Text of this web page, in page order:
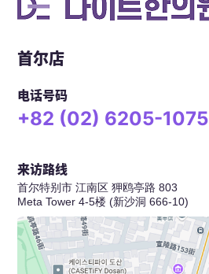
首尔店
电话号码
+82 (02) 6205-1075
来访路线
首尔特别市 江南区 狎鸥亭路 803
Meta Tower 4-5楼 (新沙洞 666-10)